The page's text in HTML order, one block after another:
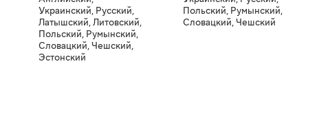
Украинский, Русский,
Латышский,Литовский,
Польский, Румынский,
Словацкий,Чешский,
Эстонский
Польский, Румынский,
Словацкий,Чешский